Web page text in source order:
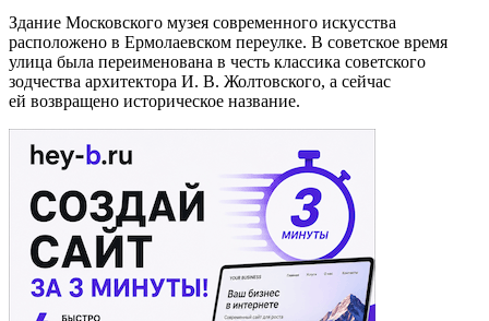
Здание Московского музея современного искусства
расположено в Ермолаевском переулке. В советское время
улица была переименована в честь классика советского
зодчества архитектора И. В. Жолтовского, а сейчас
ей возвращено историческое название.